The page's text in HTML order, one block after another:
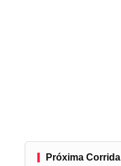
Próxima Corrida